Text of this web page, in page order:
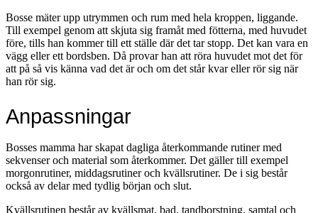
Bosse mäter upp utrymmen och rum med hela kroppen, liggande.
Till exempel genom att skjuta sig framåt med fötterna, med huvudet
före, tills han kommer till ett ställe där det tar stopp. Det kan vara en
vägg eller ett bordsben. Då provar han att röra huvudet mot det för
att på så vis känna vad det är och om det står kvar eller rör sig när
han rör sig.
Anpassningar
Bosses mamma har skapat dagliga återkommande rutiner med
sekvenser och material som återkommer. Det gäller till exempel
morgonrutiner, middagsrutiner och kvällsrutiner. De i sig består
också av delar med tydlig början och slut.
Kvällsrutinen består av kvällsmat, bad, tandborstning, samtal och